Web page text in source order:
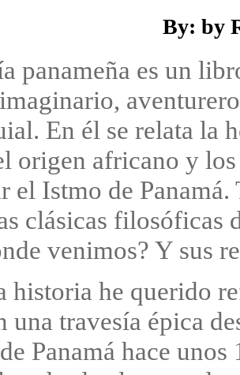
By: by
panameña es un
En él se relata la
origen africano y
el Istmo de
clásicas filosóficas
venimos? Y sus
historia he querido
una travesía épica
Panamá hace